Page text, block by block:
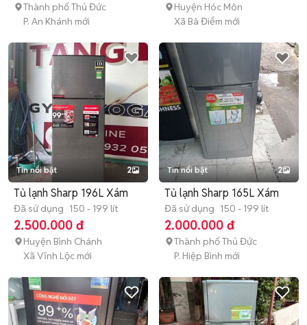
Thành phố Thủ Đức
P. An Khánh mới
Huyện Hóc Môn
Xã Bà Điểm mới
Tin nổi bật 2
Tủ lạnh Sharp 196L Xám
Đã sử dụng 150 - 199 lít
2.500.000 đ
Huyện Bình Chánh
Xã Vĩnh Lộc mới
Tin nổi bật 2
Tủ lạnh Sharp 165L Xám
Đã sử dụng 150 - 199 lít
2.000.000 đ
Thành phố Thủ Đức
P. Hiệp Bình mới